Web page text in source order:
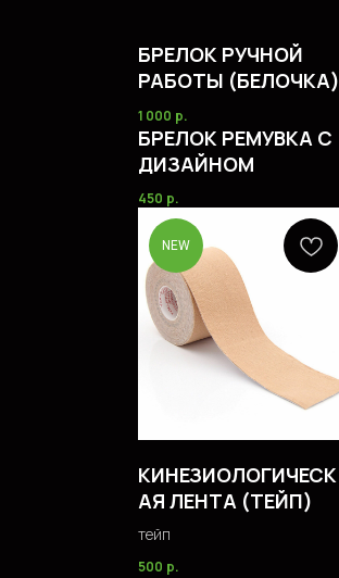
БРЕЛОК РУЧНОЙ
РАБОТЫ (БЕЛОЧКА)
1 000 р.
БРЕЛОК РЕМУВКА С
ДИЗАЙНОМ
450 р.
NEW
КИНЕЗИОЛОГИЧЕСК
АЯ ЛЕНТА (ТЕЙП)
тейп
500 р.
и оформить заказ
+7 904 387 63 37
AEROBICS.SHOP@YA.RU